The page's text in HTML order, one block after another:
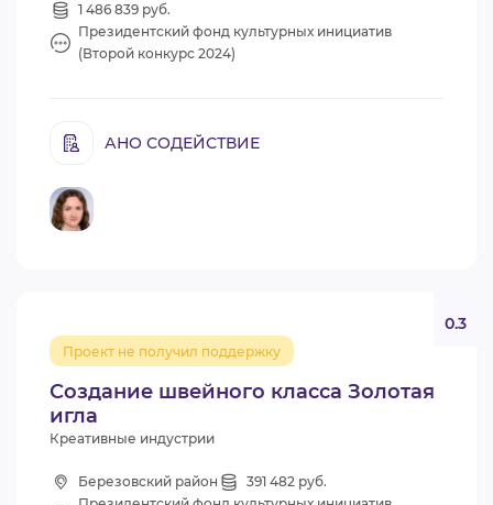
1 486 839 руб.
Президентский фонд культурных инициатив
(Второй конкурс 2024)
АНО СОДЕЙСТВИЕ
Создание швейного класса Золотая
игла
Проект не получил поддержку
0.3
Креативные индустрии
Березовский район
391 482 руб.